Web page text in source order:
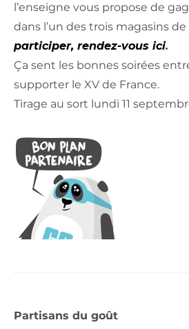
l’enseigne vous propose de
dans l’un des trois magasins
participer, rendez-vous ici.
Ça sent les bonnes soirées
supporter le XV de France.
Tirage au sort lundi 11
Partisans du goût